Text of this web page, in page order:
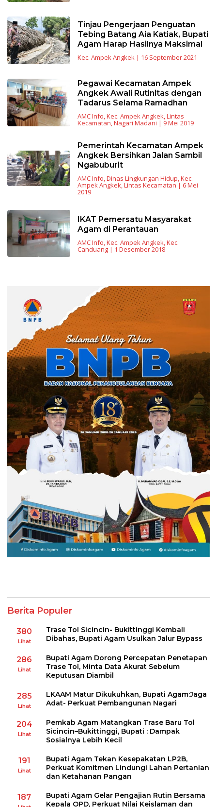
Tinjau Pengerjaan Penguatan
Tebing Batang Aia Katiak, Bupati
Agam Harap Hasilnya Maksimal
Kec. Ampek Angkek| 16 September 2021
Pegawai Kecamatan Ampek
Angkek Awali Rutinitas dengan
Tadarus Selama Ramadhan
AMC Info,Kec. Ampek Angkek,Lintas
Kecamatan,Nagari Madani | 9 Mei 2019
Pemerintah Kecamatan Ampek
Angkek Bersihkan Jalan Sambil
Ngabuburit
AMC Info,Dinas Lingkungan Hidup,Kec.
Ampek Angkek,Lintas Kecamatan | 6 Mei
2019
IKAT Pemersatu Masyarakat
Agam di Perantauan
AMC Info,Kec. Ampek Angkek,Kec.
Canduang| 1 Desember 2018
Berita Populer
380
Lihat
Trase Tol Sicincin- Bukittinggi Kembali
Dibahas, Bupati Agam Usulkan Jalur Bypass
286
Lihat
Bupati Agam Dorong Percepatan Penetapan
Trase Tol, Minta Data Akurat Sebelum
Keputusan Diambil
285
Lihat
LKAAM Matur Dikukuhkan, Bupati Agam:Jaga
Adat- Perkuat Pembangunan Nagari
204
Lihat
Pemkab Agam Matangkan Trase Baru Tol
Sicincin–Bukittinggi, Bupati : Dampak
Sosialnya Lebih Kecil
191
Lihat
Bupati Agam Tekan Kesepakatan LP2B,
Perkuat Komitmen Lindungi Lahan Pertanian
dan Ketahanan Pangan
187
Bupati Agam Gelar Pengajian Rutin Bersama
Kepala OPD, Perkuat Nilai Keislaman dan